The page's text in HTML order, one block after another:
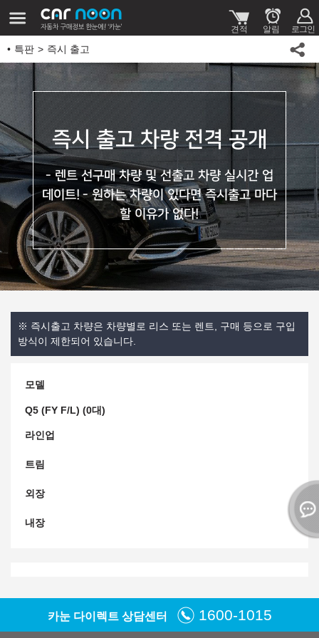
특판 즉시 출고
즉시 출고 차량 전격 공개
- 렌트 선구매 차량 및 선출고 차량 실시간 업
데이트! - 원하는 차량이 있다면 즉시출고 마다
할 이유가 없다!
※ 즉시출고 차량은 차량별로 리스 또는 렌트, 구매 등으로 구입
방식이 제한되어 있습니다.
모델
Q5 (FY F/L) (0대)
라인업
트림
외장
내장
카눈 다이렉트 상담센터 1600-1015